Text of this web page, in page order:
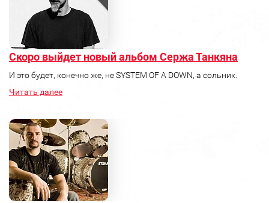
Скоро выйдет новый альбом Сержа Танкяна
И это будет, конечно же, не SYSTEM OF A DOWN, а сольник.
Читать далее